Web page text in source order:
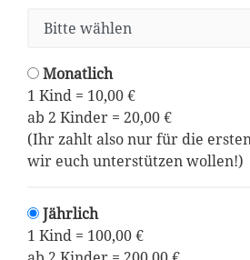
Monatlich
1 Kind = 10,00 €
ab 2 Kinder = 20,00 €
(Ihr zahlt also nur für die
wir euch unterstützen wollen!)
Jährlich
1 Kind = 100,00 €